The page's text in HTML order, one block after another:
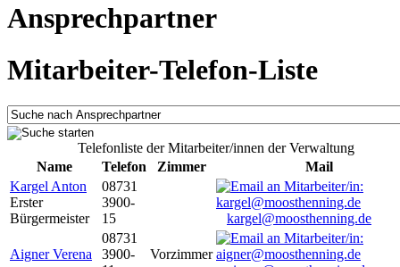
Ansprechpartner
Mitarbeiter-Telefon-Liste
Telefonliste der Mitarbeiter/innen der Verwaltung
Name
Telefon Zimmer
Mail
Kargel Anton
Erster
Bürgermeister
08731
3900-
15
kargel@moosthenning.de
Aigner Verena
08731
3900-
Vorzimmer